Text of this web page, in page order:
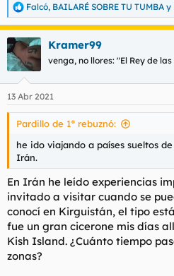
R
e
a
c
c
i
e
s
Falcó, BAILARÉ SOBRE TU TUMBA y
Kramer99
venga, no llores: "El Rey de
13 Abr 2021
Pardillo de 1ª rebuznó:
he ido viajando a países sueltos
Irán.
En Irán he leído experiencias
invitado a visitar cuando se
conocí en Kirguistán, el tipo
fue un gran cicerone mis días
Kish Island. ¿Cuánto tiempo
zonas?